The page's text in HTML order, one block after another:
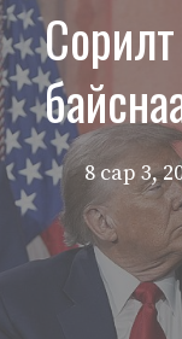
8 сар 3,